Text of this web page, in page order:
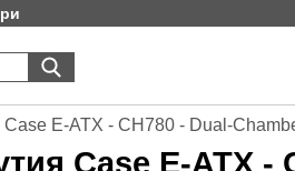
Case E-ATX - CH780 - Dual-
Case E-ATX -